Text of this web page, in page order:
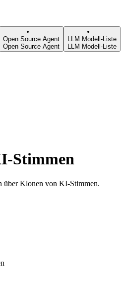
Open Source Agent
Open Source Agent
LLM Modell-Liste
LLM Modell-Liste
Stimmen
über Klonen von KI-Stimmen.